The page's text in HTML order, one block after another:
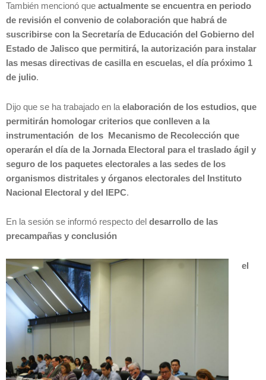
También mencionó que actualmente se encuentra en periodo
de revisión el convenio de colaboración que habrá de
suscribirse con la Secretaría de Educación del Gobierno del
Estado de Jalisco que permitirá, la autorización para instalar
las mesas directivas de casilla en escuelas, el día próximo 1
de julio.
Dijo que se ha trabajado en la elaboración de los estudios, que
permitirán homologar criterios que conlleven a la
instrumentación de los Mecanismo de Recolección que
operarán el día de la Jornada Electoral para el traslado ágil y
seguro de los paquetes electorales a las sedes de los
organismos distritales y órganos electorales del Instituto
Nacional Electoral y del IEPC.
En la sesión se informó respecto del desarrollo de las
precampañas y conclusión
el